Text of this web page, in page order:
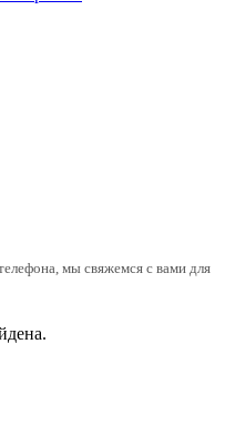
мы свяжемся с вами для